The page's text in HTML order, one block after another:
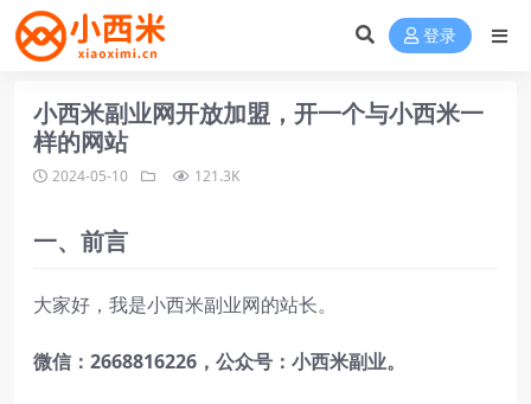
登录
小西米副业网开放加盟，开一个与小西米一
样的网站
2024-05-10 121.3K
一、 前言
大家好，我是小西米副业网的站长。
微信：2668816226，公众号：小西米副业。